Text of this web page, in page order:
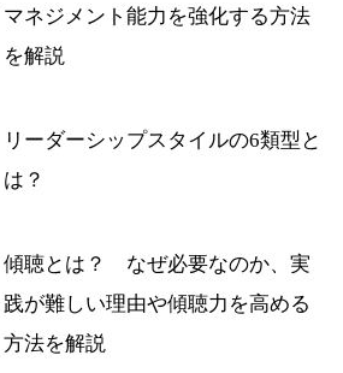
マネジメント能力を強化する方法
を解説
リーダーシップスタイルの6類型と
は？
傾聴とは？ なぜ必要なのか、実
践が難しい理由や傾聴力を高める
方法を解説